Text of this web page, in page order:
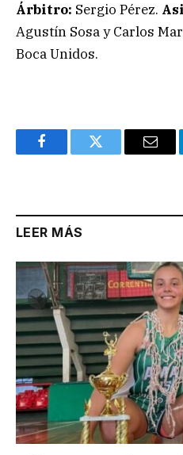
Árbitro: Sergio Pérez.
Agustín Sosa y Carlos
Boca Unidos.
FacebookTwitter Email
LEER MÁS